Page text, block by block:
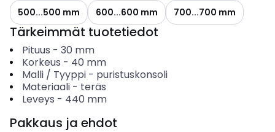
500...500 mm
600...600 mm 700...700 mm
Tärkeimmät tuotetiedot
Pituus - 30 mm
Korkeus - 40 mm
Malli / Tyyppi- puristuskonsoli
Materiaali- teräs
Leveys - 440 mm
Pakkaus ja ehdot